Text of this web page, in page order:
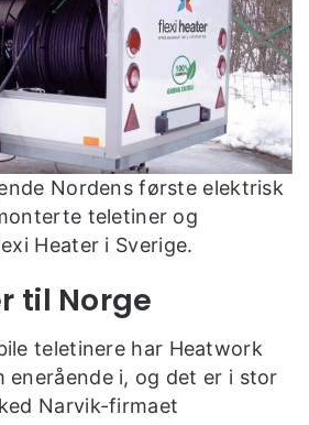
Nordens første elektrisk
teletiner og
Heater i Sverige.
til Norge
teletinere har Heatwork
i, og det er i stor
Narvik-firmaet